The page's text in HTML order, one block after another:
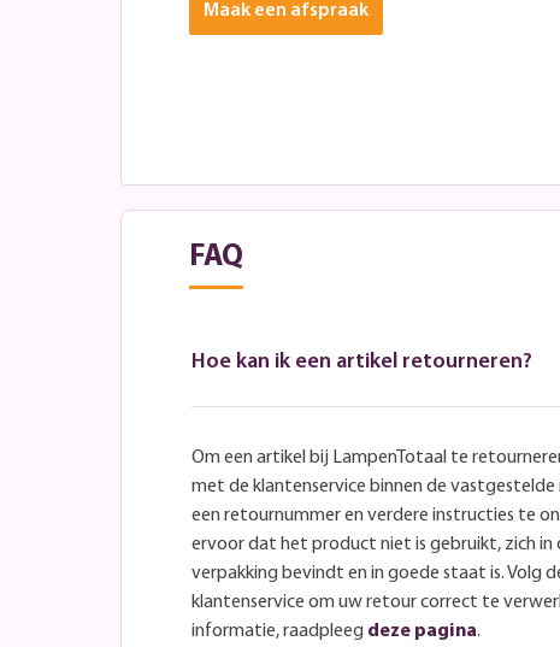
Maak een afspraak
FAQ
Hoe kan ik een artikel retourneren?
Om een artikel bij LampenTotaal te
met de klantenservice binnen de
een retournummer en verdere instructies te
ervoor dat het product niet is gebruikt, zich in
verpakking bevindt en in goede staat is. Volg
klantenservice om uw retour correct te
informatie, raadpleeg deze pagina.